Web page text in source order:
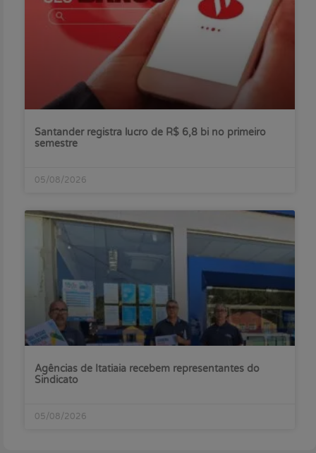
Santander registra lucro de R$ 6,8 bi no primeiro
semestre
05/08/2026
Agências de Itatiaia recebem representantes do
Sindicato
05/08/2026